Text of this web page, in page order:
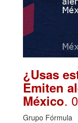
¿Usas
Emiten
México.
Grupo Fórmula